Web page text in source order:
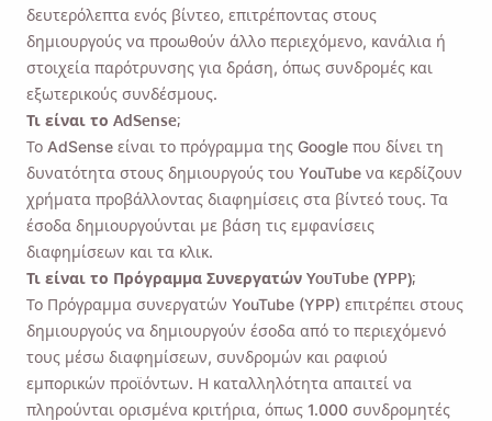
δευτερόλεπτα ενός βίντεο, επιτρέποντας στους
δημιουργούς να προωθούν άλλο περιεχόμενο, κανάλια ή
στοιχεία παρότρυνσης για δράση, όπως συνδρομές και
εξωτερικούς συνδέσμους.
Τι είναι το AdSense;
Το AdSense είναι το πρόγραμμα της Google που δίνει τη
δυνατότητα στους δημιουργούς του YouTube να κερδίζουν
χρήματα προβάλλοντας διαφημίσεις στα βίντεό τους. Τα
έσοδα δημιουργούνται με βάση τις εμφανίσεις
διαφημίσεων και τα κλικ.
Τι είναι το Πρόγραμμα Συνεργατών YouTube (YPP);
Το Πρόγραμμα συνεργατών YouTube (YPP) επιτρέπει στους
δημιουργούς να δημιουργούν έσοδα από το περιεχόμενό
τους μέσω διαφημίσεων, συνδρομών και ραφιού
εμπορικών προϊόντων. Η καταλληλότητα απαιτεί να
πληρούνται ορισμένα κριτήρια, όπως 1.000 συνδρομητές